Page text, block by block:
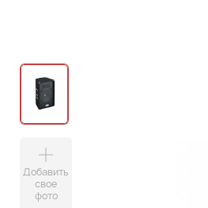
Добавить
свое
фото